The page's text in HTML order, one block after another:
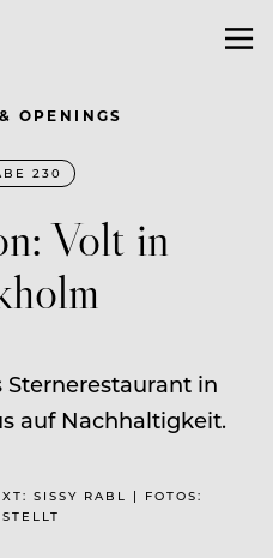
OPENINGS
230
Volt in
Sternerestaurant in
auf Nachhaltigkeit.
SISSY RABL | FOTOS: